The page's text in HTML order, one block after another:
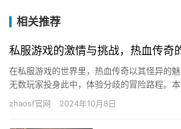
相关推荐
私服游戏的激情与挑战，热血传奇
在私服游戏的世界里，热血传奇以其怪异的
无数玩家投身此中，体验分歧的冒险路程。
领会热血传奇私服发布站的相干信息，摸索
zhaosf官网 2024年10月8日